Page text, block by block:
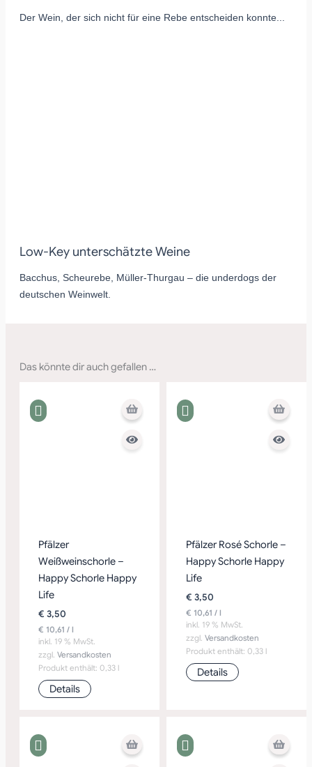
Der Wein, der sich nicht für eine Rebe entscheiden konnte...
Low-Key unterschätzte Weine
Bacchus, Scheurebe, Müller-Thurgau – die underdogs der
deutschen Weinwelt.
Das könnte dir auch gefallen …
Pfälzer
Weißweinschorle –
Happy Schorle Happy
Life
€ 3,50
€ 10,61 /l
inkl. 19 % MwSt.
zzgl.Versandkosten
Produkt enthält: 0,33 l
Details
Pfälzer Rosé Schorle –
Happy Schorle Happy
Life
€ 3,50
€ 10,61 / l
inkl. 19 % MwSt.
zzgl. Versandkosten
Produkt enthält: 0,33 l
Details